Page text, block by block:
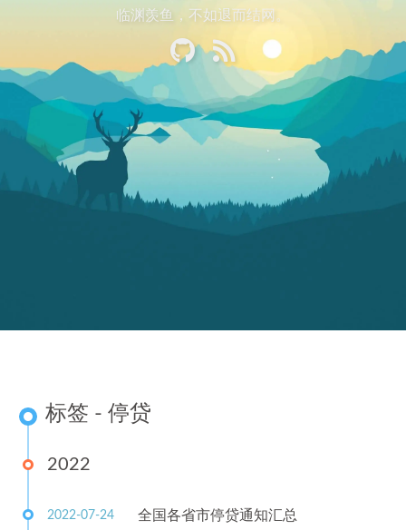
临渊羡鱼，不如退而结网。
标签 - 停贷
2022
2022-07-24 全国各省市停贷通知汇总